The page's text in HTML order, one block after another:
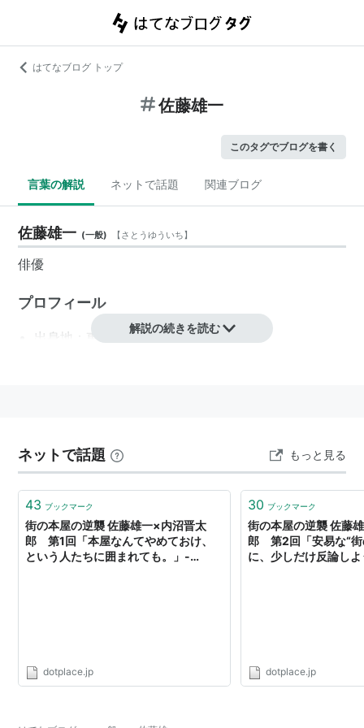
はてなブログ トップ
佐藤雄一
このタグでブログを書く
言葉の解説 ネットで話題 関連ブログ
佐藤雄一 (一般) 【さとうゆういち】
俳優
プロフィール
出身地：東京都
特技：野球、キックボクシング
所属事務所：ビサイド
主な出演作品
ドラマ/バラエティ
携帯ドラマ「Teddy Bear」 仁役（レギュラー）
解説の続きを読む
ネットで話題 もっと見る
43 ブックマーク
街の本屋の逆襲 佐藤雄一×内沼晋太
郎 第1回「本屋なんてやめておけ、
という人たちに囲まれても。」-
dotplace.jp
30 ブックマーク
街の本屋の逆襲 佐藤
郎 第2回「安易な“街
に、少しだけ反論し
dotplace.jp